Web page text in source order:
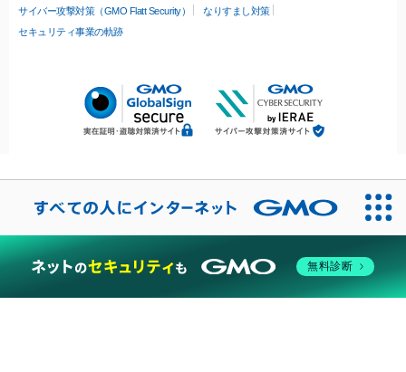
サイバー攻撃対策（GMO Flatt Security）
なりすまし対策
セキュリティ事業の軌跡
無料診断